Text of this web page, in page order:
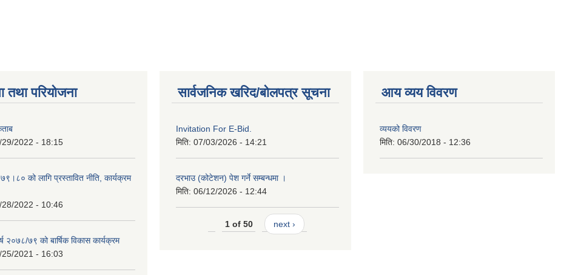
तथा परियोजना
29/2022 - 18:15
को लागि प्रस्तावित नीति, कार्यक्रम
28/2022 - 10:46
२०७८/७९ को बार्षिक विकास कार्यक्रम
25/2021 - 16:03
सार्वजनिक खरिद/बोलपत्र सूचना
Invitation For E-Bid.
मिति: 07/03/2026 - 14:21
दरभाउ (कोटेशन) पेश गर्ने सम्बन्धमा ।
मिति: 06/12/2026 - 12:44
1 of 50 next ›
आय व्यय विवरण
व्ययको विवरण
मिति: 06/30/2018 - 12:36